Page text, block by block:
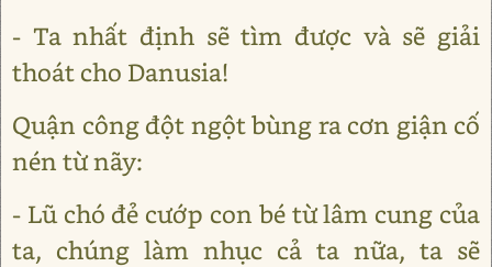
- Ta nhất định sẽ tìm được và sẽ giải
thoát cho Danusia!
Quận công đột ngột bùng ra cơn giận cố
nén từ nãy:
- Lũ chó đẻ cướp con bé từ lâm cung của
ta, chúng làm nhục cả ta nữa, ta sẽ